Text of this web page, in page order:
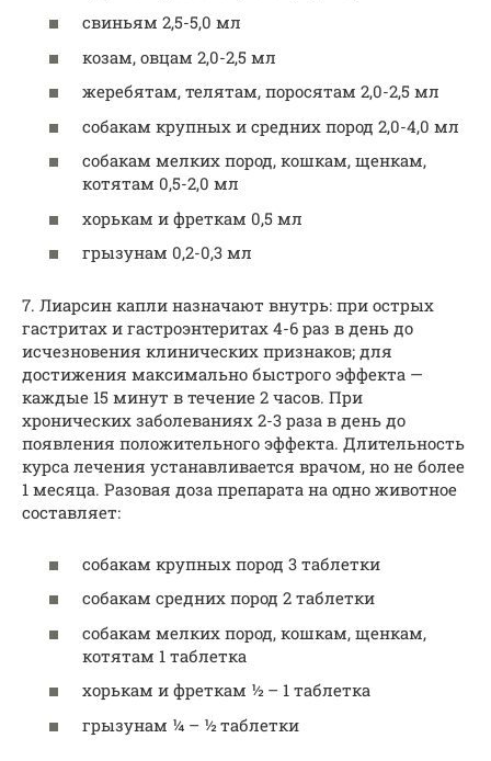
свиньям 2,5-5,0 мл
козам, овцам 2,0-2,5 мл
жеребятам, телятам, поросятам 2,0-2,5 мл
собакам крупных и средних пород 2,0-4,0 мл
собакам мелких пород, кошкам, щенкам,
котятам 0,5-2,0 мл
хорькам и фреткам 0,5 мл
грызунам 0,2-0,3 мл
7. Лиарсин капли назначают внутрь: при острых
гастритах и гастроэнтеритах 4-6 раз в день до
исчезновения клинических признаков; для
достижения максимально быстрого эффекта —
каждые 15 минут в течение 2 часов. При
хронических заболеваниях 2-3 раза в день до
появления положительного эффекта. Длительность
курса лечения устанавливается врачом, но не более
1 месяца. Разовая доза препарата на одно животное
составляет:
собакам крупных пород 3 таблетки
собакам средних пород 2 таблетки
собакам мелких пород, кошкам, щенкам,
котятам 1 таблетка
хорькам и фреткам ½ – 1 таблетка
грызунам ¼ – ½ таблетки